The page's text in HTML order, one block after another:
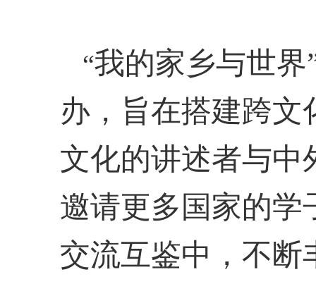
“我的家乡与世
办，旨在搭建跨文
文化的讲述者与中
邀请更多国家的学
交流互鉴中，不断